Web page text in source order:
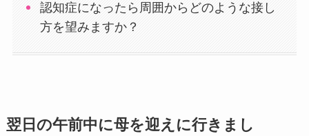
認知症になったら周囲からどのような接し
方を望みますか？
翌日の午前中に母を迎えに行きまし